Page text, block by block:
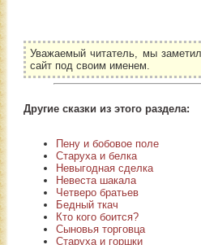
Уважаемый читатель, мы
сайт под своим именем.
Другие сказки из этого раздела:
Пену и бобовое поле
Старуха и белка
Невыгодная сделка
Невеста шакала
Четверо братьев
Бедный ткач
Кто кого боится?
Сыновья торговца
Старуха и горшки